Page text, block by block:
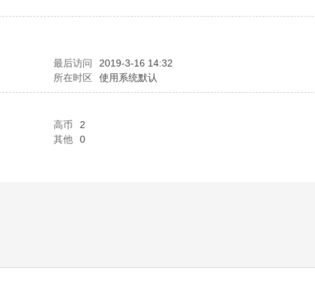
最后访问
2019-3-16 14:32
所在时区 使用系统默认
高币
2
其他
0